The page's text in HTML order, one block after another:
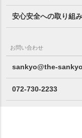
安心安全への取り組み
お問い合わせ
sankyo@the-
072-730-2233